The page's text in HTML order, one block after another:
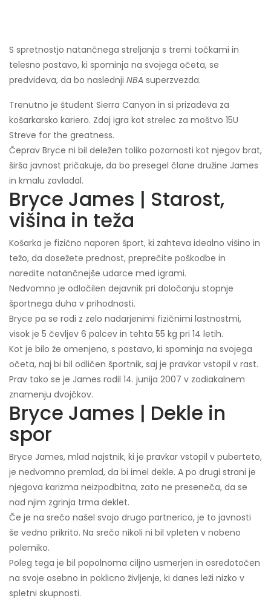
S spretnostjo natančnega streljanja s tremi točkami in
telesno postavo, ki spominja na svojega očeta, se
predvideva, da bo naslednji NBA superzvezda.
Trenutno je študent Sierra Canyon in si prizadeva za
košarkarsko kariero. Zdaj igra kot strelec za moštvo 15U
Streve for the greatness.
Čeprav Bryce ni bil deležen toliko pozornosti kot njegov brat,
širša javnost pričakuje, da bo presegel člane družine James
in kmalu zavladal.
Bryce James | Starost,
višina in teža
Košarka je fizično naporen šport, ki zahteva idealno višino in
težo, da dosežete prednost, preprečite poškodbe in
naredite natančnejše udarce med igrami.
Nedvomno je odločilen dejavnik pri določanju stopnje
športnega duha v prihodnosti.
Bryce pa se rodi z zelo nadarjenimi fizičnimi lastnostmi,
visok je 5 čevljev 6 palcev in tehta 55 kg pri 14 letih.
Kot je bilo že omenjeno, s postavo, ki spominja na svojega
očeta, naj bi bil odličen športnik, saj je pravkar vstopil v rast.
Prav tako se je James rodil 14. junija 2007 v zodiakalnem
znamenju dvojčkov.
Bryce James | Dekle in
spor
Bryce James, mlad najstnik, ki je pravkar vstopil v puberteto,
je nedvomno premlad, da bi imel dekle. A po drugi strani je
njegova karizma neizpodbitna, zato ne preseneča, da se
nad njim zgrinja trma deklet.
Če je na srečo našel svojo drugo partnerico, je to javnosti
še vedno prikrito. Na srečo nikoli ni bil vpleten v nobeno
polemiko.
Poleg tega je bil popolnoma ciljno usmerjen in osredotočen
na svoje osebno in poklicno življenje, ki danes leži nizko v
spletni skupnosti.